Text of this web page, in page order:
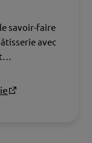
savoir-faire
avec